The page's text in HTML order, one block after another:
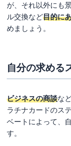
が、それ以外にも
ル交換など目的に
めましょう。
自分の求める
ビジネスの商談な
ラチナカードのス
ベートによって、
す。